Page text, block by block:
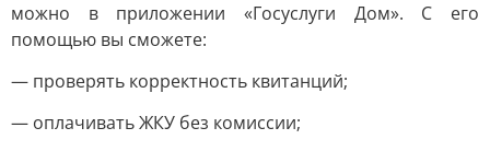
можно в приложении «Госуслуги Дом». С его
помощью вы сможете:
— проверять корректность квитанций;
— оплачивать ЖКУ без комиссии;